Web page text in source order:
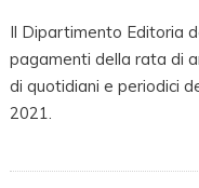
Diretti
Alla
Stampa:
Pagamenti
Il Dipartimento Editoria
pagamenti della rata di
di quotidiani e periodici
2021.